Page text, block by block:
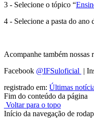
3 - Selecione o tópico “
4 - Selecione a pasta do ano
Acompanhe também nossas
Facebook @IFSuloficial |
registrado em: Últimas
Fim do conteúdo da página
Voltar para o topo
Início da navegação de